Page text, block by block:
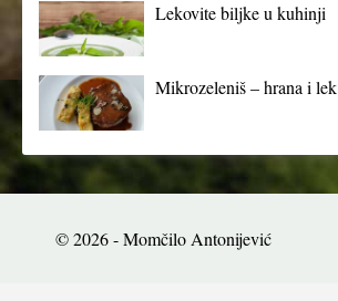
Lekovite biljke u kuhinji
Mikrozeleniš – hrana i lek
© 2026 - Momčilo Antonijević